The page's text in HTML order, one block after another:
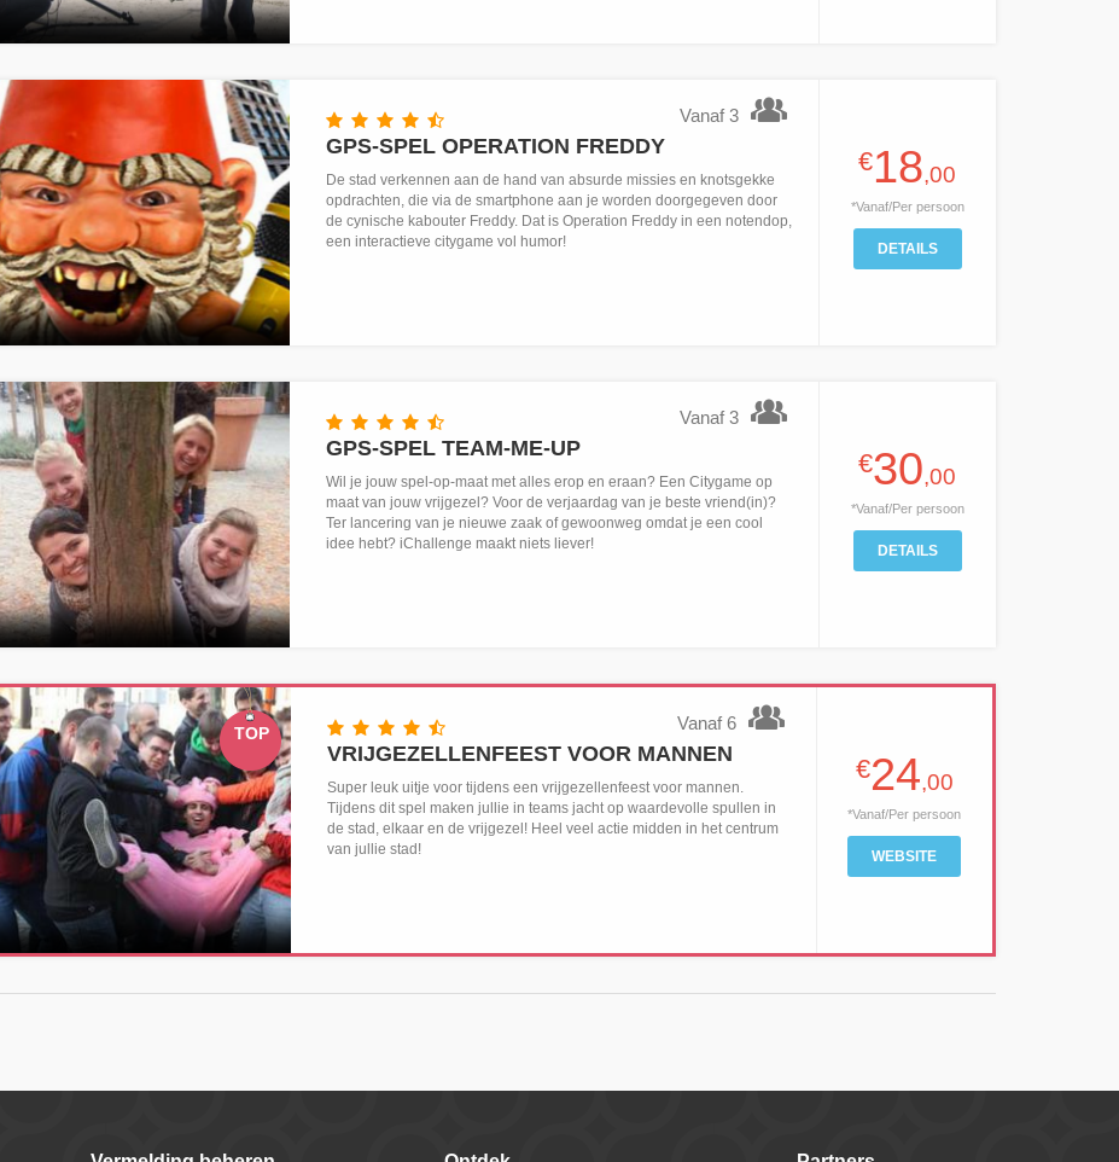
Vanaf 3
GPS-SPEL OPERATION FREDDY
De stad verkennen aan de hand van absurde missies en knotsgekke
opdrachten, die via de smartphone aan je worden doorgegeven door
de cynische kabouter Freddy. Dat is Operation Freddy in een notendop,
een interactieve citygame vol humor!
€18,00
*Vanaf/Per persoon
DETAILS
Vanaf 3
GPS-SPEL TEAM-ME-UP
Wil je jouw spel-op-maat met alles erop en eraan? Een Citygame op
maat van jouw vrijgezel? Voor de verjaardag van je beste vriend(in)?
Ter lancering van je nieuwe zaak of gewoonweg omdat je een cool
idee hebt? iChallenge maakt niets liever!
€30,00
*Vanaf/Per persoon
DETAILS
TOP Vanaf 6
VRIJGEZELLENFEEST VOOR MANNEN
Super leuk uitje voor tijdens een vrijgezellenfeest voor mannen.
Tijdens dit spel maken jullie in teams jacht op waardevolle spullen in
de stad, elkaar en de vrijgezel! Heel veel actie midden in het centrum
van jullie stad!
€24,00
*Vanaf/Per persoon
WEBSITE